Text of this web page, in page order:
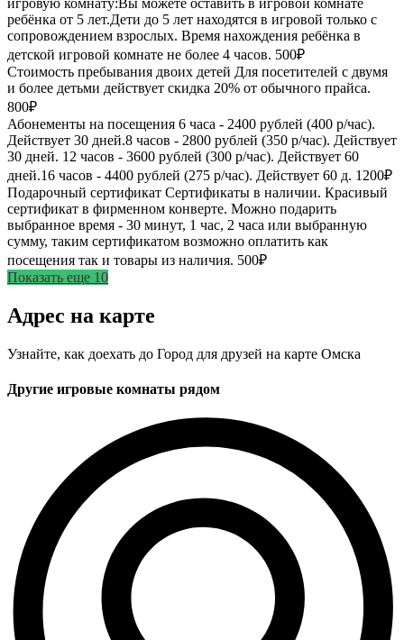
игровую комнату:Вы можете оставить в игровой комнате
ребёнка от 5 лет.Дети до 5 лет находятся в игровой только с
сопровождением взрослых. Время нахождения ребёнка в
детской игровой комнате не более 4 часов. 500₽
Стоимость пребывания двоих детей Для посетителей с двумя
и более детьми действует скидка 20% от обычного прайса.
800₽
Абонементы на посещения 6 часа - 2400 рублей (400 р/час).
Действует 30 дней.8 часов - 2800 рублей (350 р/час). Действует
30 дней. 12 часов - 3600 рублей (300 р/час). Действует 60
дней.16 часов - 4400 рублей (275 р/час). Действует 60 д. 1200₽
Подарочный сертификат Сертификаты в наличии. Красивый
сертификат в фирменном конверте. Можно подарить
выбранное время - 30 минут, 1 час, 2 часа или выбранную
сумму, таким сертификатом возможно оплатить как
посещения так и товары из наличия. 500₽
Показать еще 10
Адрес на карте
Узнайте, как доехать до Город для друзей на карте Омска
Другие игровые комнаты рядом